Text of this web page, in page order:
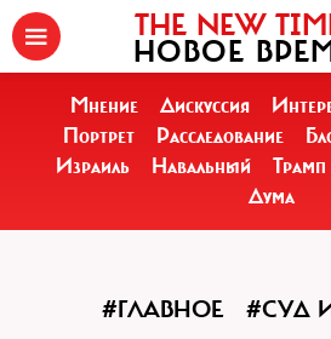
THE NEW
НОВОЕ
Мнение Дискуссия
Портрет
Расследование
Израиль
Навальный Трамп
Дума
#ГЛАВНОЕ #СУД